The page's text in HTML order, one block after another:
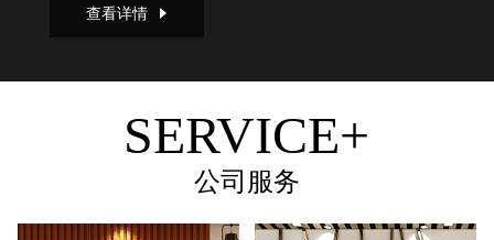
查看详情
SERVICE+
公司服务